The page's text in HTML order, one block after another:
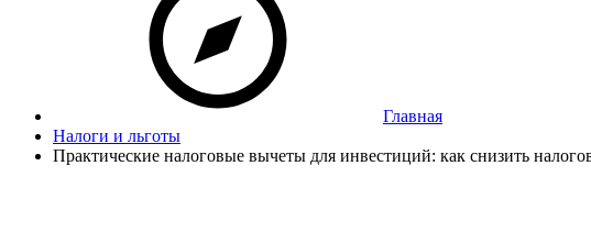
Главная
Налоги и льготы
Практические налоговые вычеты для инвестиций: как снизить